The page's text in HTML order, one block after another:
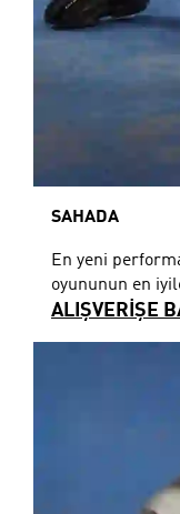
SAHADA
En yeni
oyununun en
ALIŞVERİŞE